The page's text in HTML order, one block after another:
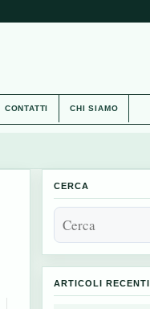
CONTATTI CHI SIAMO
CERCA
ARTICOLI RECENTI